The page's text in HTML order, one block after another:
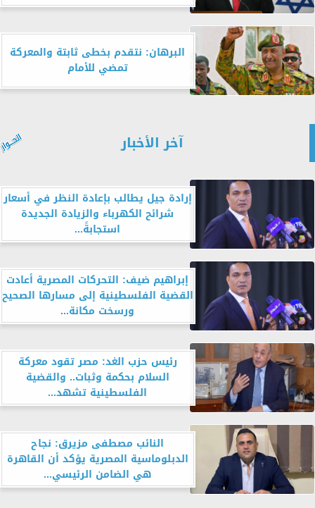
البرهان: نتقدم بخطى ثابتة والمعركة
تمضي للأمام
آخر الأخبار
إرادة جيل يطالب بإعادة النظر في أسعار
شرائح الكهرباء والزيادة الجديدة
استجابةً...
إبراهيم ضيف: التحركات المصرية أعادت
القضية الفلسطينية إلى مسارها الصحيح
ورسخت مكانة...
رئيس حزب الغد: مصر تقود معركة
السلام بحكمة وثبات.. والقضية
الفلسطينية تشهد...
النائب مصطفى مزيرق: نجاح
الدبلوماسية المصرية يؤكد أن القاهرة
هي الضامن الرئيسي...